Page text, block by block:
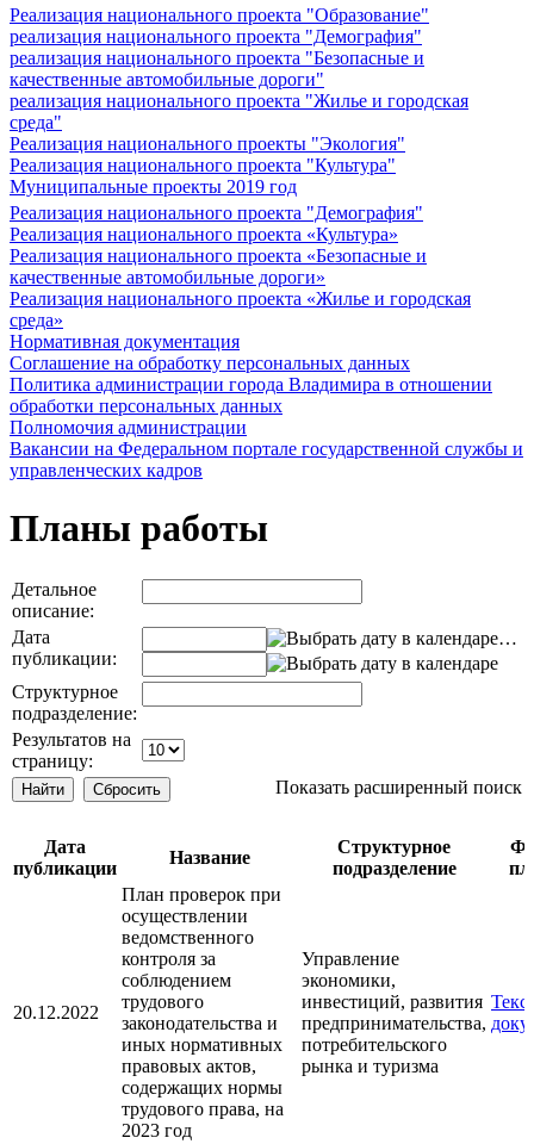
Реализация национального проекта "Образование"
реализация национального проекта "Демография"
реализация национального проекта "Безопасные и
качественные автомобильные дороги"
реализация национального проекта "Жилье и городская
среда"
Реализация национального проекты "Экология"
Реализация национального проекта "Культура"
Муниципальные проекты 2019 год
Реализация национального проекта "Демография"
Реализация национального проекта «Культура»
Реализация национального проекта «Безопасные и
качественные автомобильные дороги»
Реализация национального проекта «Жилье и городская
среда»
Нормативная документация
Соглашение на обработку персональных данных
Политика администрации города Владимира в отношении
обработки персональных данных
Полномочия администрации
Вакансии на Федеральном портале государственной службы и
управленческих кадров
Планы работы
Детальное
описание:
Дата
публикации:
…
Структурное
подразделение:
Результатов на
страницу:
Показать расширенный поиск
Дата
публикации
Название
Структурное
подразделение
20.12.2022
План проверок при
осуществлении
ведомственного
контроля за
соблюдением
трудового
законодательства и
иных нормативных
правовых актов,
содержащих нормы
трудового права, на
2023 год
Управление
экономики,
инвестиций, развития
предпринимательства,
потребительского
рынка и туризма